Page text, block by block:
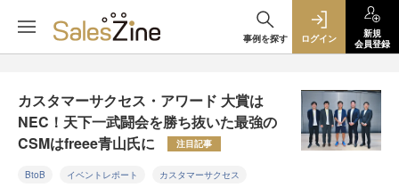
事例を探す ログイン
新規
会員登録
カスタマーサクセス・アワード 大賞は
NEC！天下一武闘会を勝ち抜いた最強の
CSMはfreee青山氏に
注目記事
BtoB イベントレポート カスタマーサクセス